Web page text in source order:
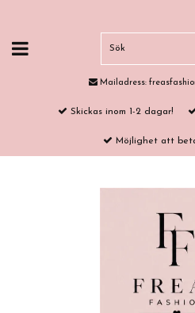
Mailadress:
Skickas inom 1-2 dagar!
Möjlighet att